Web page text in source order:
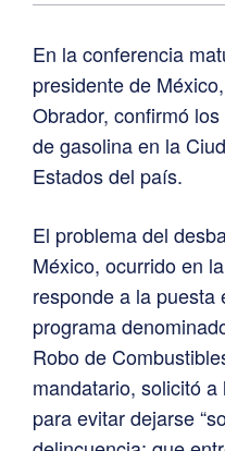
En la conferencia
presidente de
Obrador, confirmó
de gasolina en la
Estados del país.
El problema del
México, ocurrido en
responde a la puesta
programa
Robo de
mandatario, solicitó
para evitar dejarse